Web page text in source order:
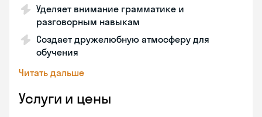
Уделяет внимание грамматике и
разговорным навыкам
Создает дружелюбную атмосферу для
обучения
Читать дальше
Услуги и цены